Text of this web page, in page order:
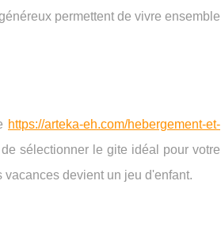
permettent de vivre ensemble
https://arteka-eh.com/hebergement-et-
sélectionner le gite idéal pour votre
devient un jeu d'enfant.